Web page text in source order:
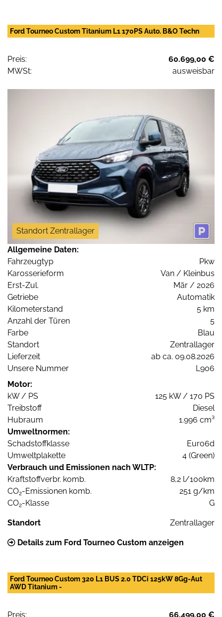
Ford Tourneo Custom Titanium L1 170PS Auto. B&O Techn
Preis:
60.699,00 €
MWSt:
ausweisbar
Standort Zentrallager
Allgemeine Daten:
Fahrzeugtyp
Pkw
Karosserieform
Van / Kleinbus
Erst-Zul.
Mär / 2026
Getriebe
Automatik
Kilometerstand
5 km
Anzahl der Türen
5
Farbe
Blau
Standort
Zentrallager
Lieferzeit
ab ca. 09.08.2026
Unsere Nummer
L906
Motor:
kW / PS
125 kW / 170 PS
Treibstoff
Diesel
Hubraum
1.996 cm³
Umweltnormen:
Schadstoffklasse
Euro6d
Umweltplakette
4 (Green)
Verbrauch und Emissionen nach WLTP:
Kraftstoffverbr. komb.
8,2 l/100km
CO2-Emissionen komb.
251 g/km
CO2-Klasse G
Standort Zentrallager
Details zum Ford Tourneo Custom anzeigen
Ford Tourneo Custom 320 L1 BUS 2.0 TDCi 125kW 8Gg-Aut
AWD Titanium -
Preis: 66.499,00 €